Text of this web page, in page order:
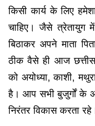
किसी कार्य के लिए
चाहिए। जैसे
बिठाकर अपने माता
ठीक वैसे ही आज
को अयोध्या, काशी,
है। आप सभी बुजुर्गों के
निरंतर विकास करता